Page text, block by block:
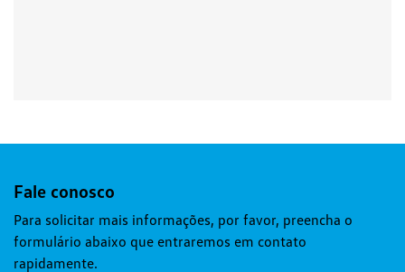
Fale conosco
Para solicitar mais informações, por favor, preencha o
formulário abaixo que entraremos em contato
rapidamente.